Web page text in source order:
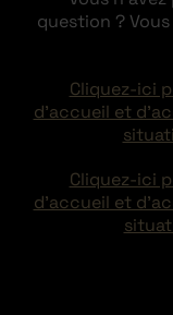
question ?
Cliquez-ici
d’accueil et
Cliquez-ici
d’accueil et